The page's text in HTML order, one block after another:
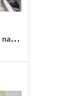
B
áo giá cung cấp kính hộp có nan trang trí tại hà nội, quảng ninh